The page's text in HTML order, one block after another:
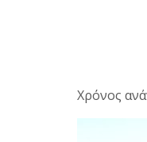
Χρόνος